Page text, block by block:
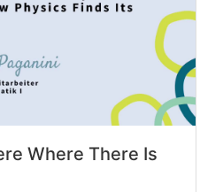
Where There Is